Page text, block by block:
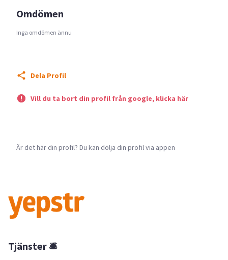
Omdömen
Inga omdömen ännu
Dela Profil
Vill du ta bort din profil från google, klicka här
Är det här din profil? Du kan dölja din profil via appen
Tjänster 🛎